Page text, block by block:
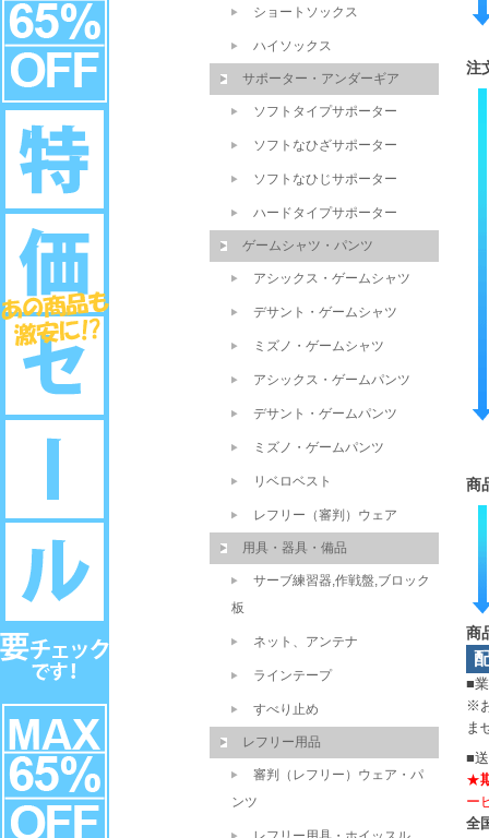
注
商
商
■
※
ま
■
★
ー
全
ショートソックス
ハイソックス
サポーター・アンダーギア
ソフトタイプサポーター
ソフトなひざサポーター
ソフトなひじサポーター
ハードタイプサポーター
ゲームシャツ・パンツ
アシックス・ゲームシャツ
デサント・ゲームシャツ
ミズノ・ゲームシャツ
アシックス・ゲームパンツ
デサント・ゲームパンツ
ミズノ・ゲームパンツ
リベロベスト
レフリー（審判）ウェア
用具・器具・備品
サーブ練習器,作戦盤,ブロック
板
ネット、アンテナ
ラインテープ
すべり止め
レフリー用品
審判（レフリー）ウェア・パ
ンツ